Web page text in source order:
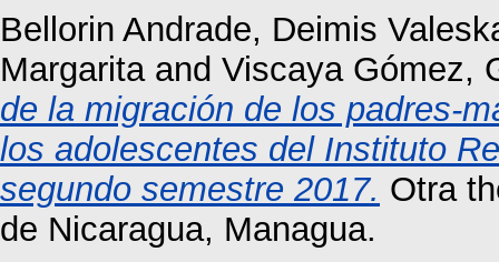
Bellorin Andrade, Deimis
Margaritaand Viscaya Gómez,
de la migración de los padres-
los adolescentes del Instituto
segundo semestre 2017. Otra
de Nicaragua, Managua.